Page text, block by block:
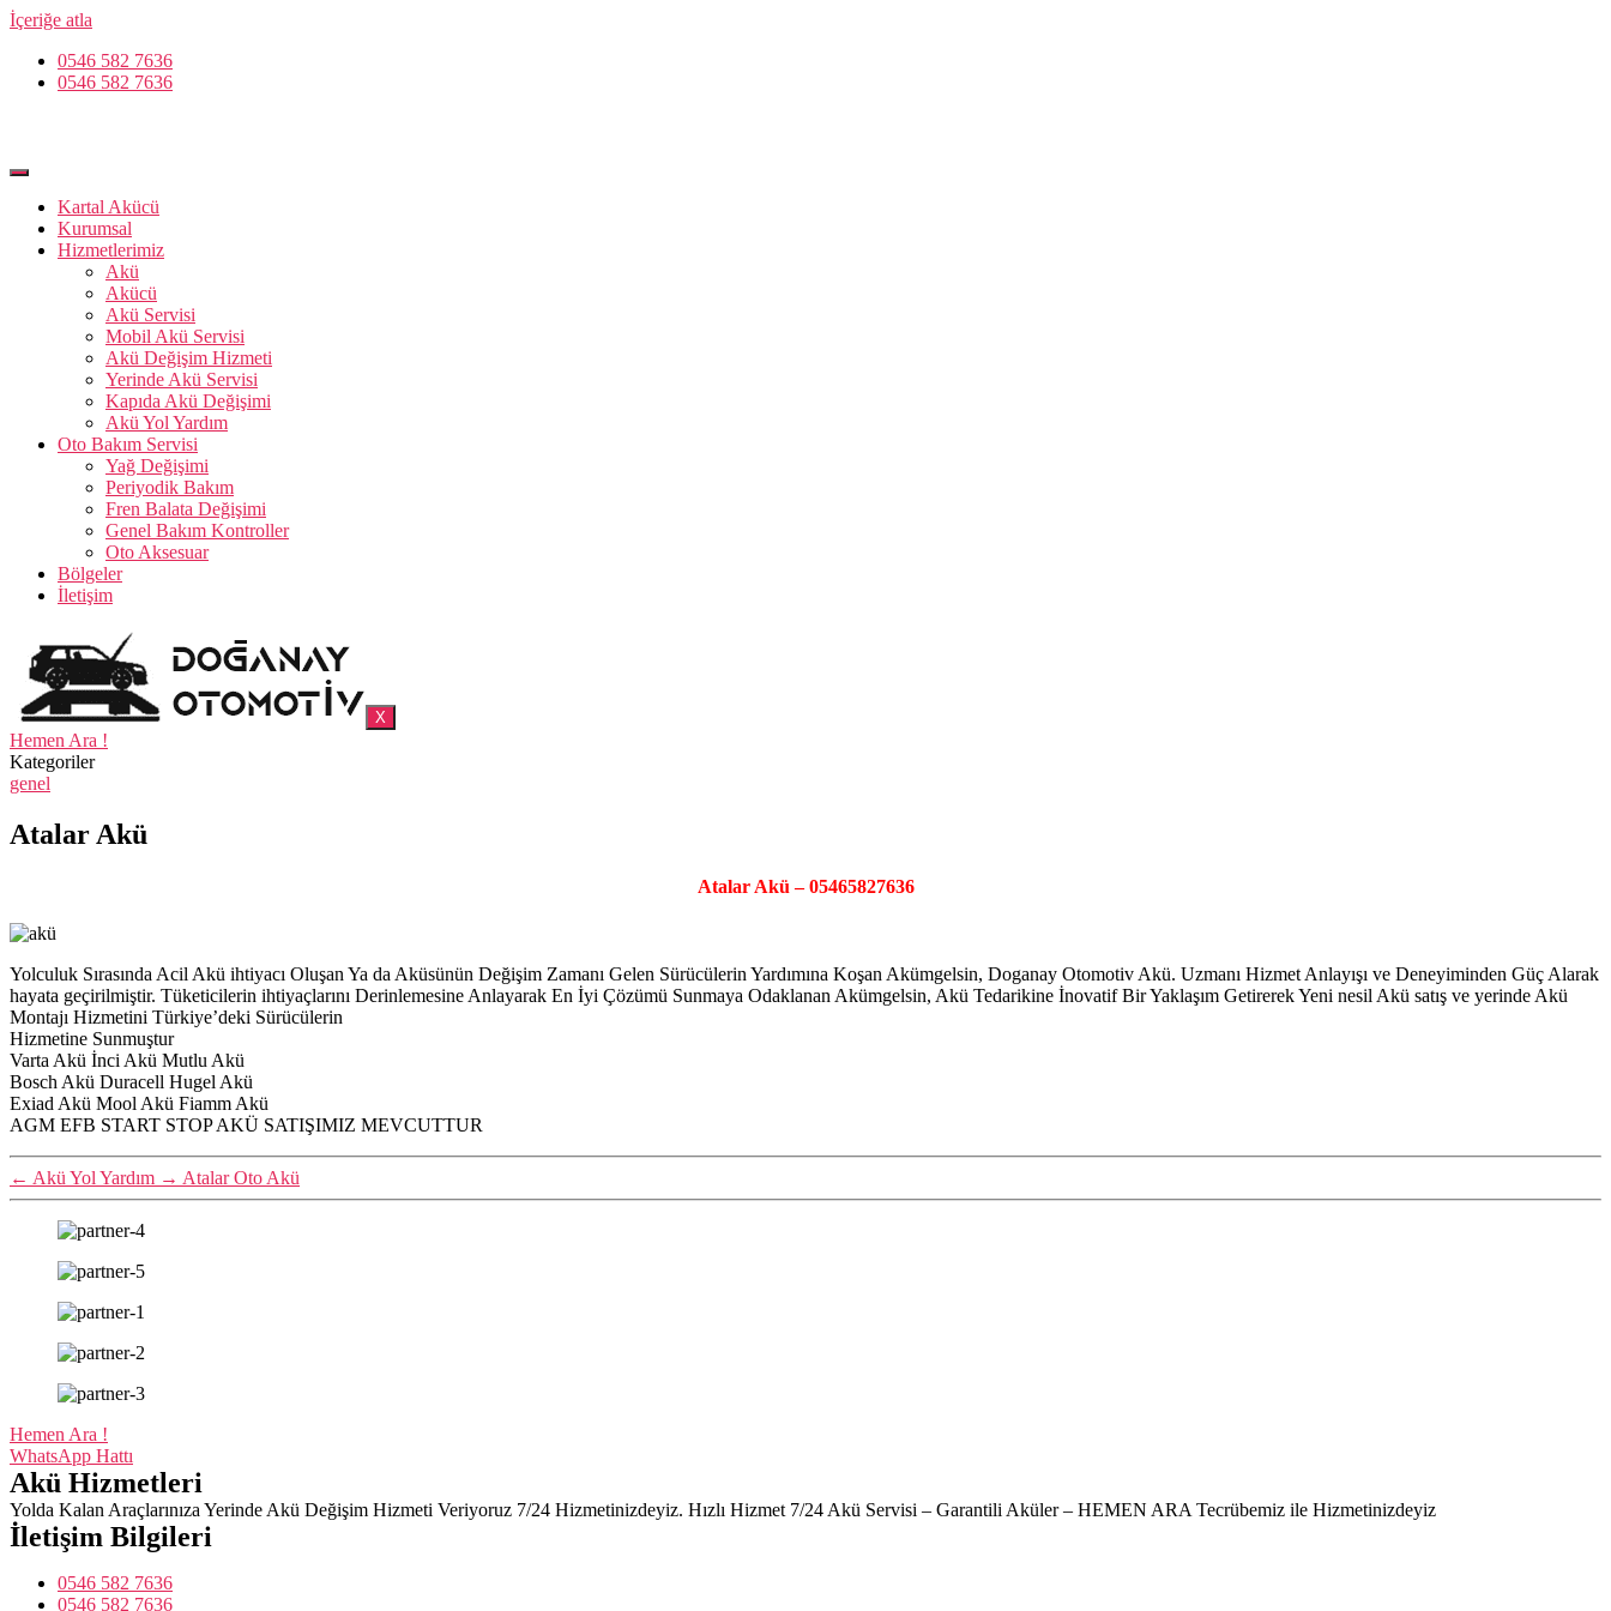
İçeriğe atla
0546 582 7636
0546 582 7636
Kartal Akücü
Kurumsal
Hizmetlerimiz
Akü
Akücü
Akü Servisi
Mobil Akü Servisi
Akü Değişim Hizmeti
Yerinde Akü Servisi
Kapıda Akü Değişimi
Akü Yol Yardım
Oto Bakım Servisi
Yağ Değişimi
Periyodik Bakım
Fren Balata Değişimi
Genel Bakım Kontroller
Oto Aksesuar
Bölgeler
İletişim
X
Hemen Ara !
Kategoriler
genel
Atalar Akü
Atalar Akü – 05465827636
Yolculuk Sırasında Acil Akü ihtiyacı Oluşan Ya da Aküsünün Değişim Zamanı Gelen Sürücülerin Yardımına Koşan Akümgelsin, Doganay Otomotiv Akü. Uzmanı Hizmet Anlayışı ve Deneyiminden Güç Alarak
hayata geçirilmiştir. Tüketicilerin ihtiyaçlarını Derinlemesine Anlayarak En İyi Çözümü Sunmaya Odaklanan Akümgelsin, Akü Tedarikine İnovatif Bir Yaklaşım Getirerek Yeni nesil Akü satış ve yerinde Akü
Montajı Hizmetini Türkiye’deki Sürücülerin
Hizmetine Sunmuştur
Varta Akü İnci Akü Mutlu Akü
Bosch Akü Duracell Hugel Akü
Exiad Akü Mool Akü Fiamm Akü
AGM EFB START STOP AKÜ SATIŞIMIZ MEVCUTTUR
← Akü Yol Yardım → Atalar Oto Akü
Hemen Ara !
WhatsApp Hattı
Akü Hizmetleri
Yolda Kalan Araçlarınıza Yerinde Akü Değişim Hizmeti Veriyoruz 7/24 Hizmetinizdeyiz. Hızlı Hizmet 7/24 Akü Servisi – Garantili Aküler – HEMEN ARA Tecrübemiz ile Hizmetinizdeyiz
İletişim Bilgileri
0546 582 7636
0546 582 7636